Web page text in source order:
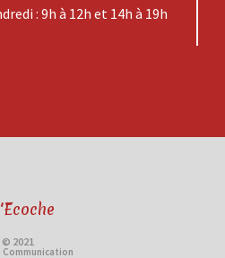
: 9h à 12h et 14h à 19h
2021
Communication